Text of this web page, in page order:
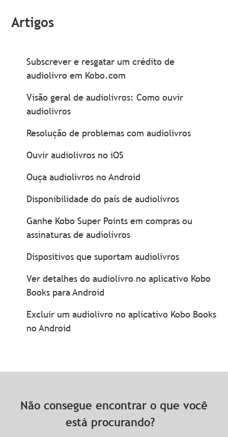
Artigos
Subscrever e resgatar um crédito de
audiolivro em Kobo.com
Visão geral de audiolivros: Como ouvir
audiolivros
Resolução de problemas com audiolivros
Ouvir audiolivros no iOS
Ouça audiolivros no Android
Disponibilidade do país de audiolivros
Ganhe Kobo Super Points em compras ou
assinaturas de audiolivros
Dispositivos que suportam audiolivros
Ver detalhes do audiolivro no aplicativo Kobo
Books para Android
Excluir um audiolivro no aplicativo Kobo Books
no Android
Não consegue encontrar o que você
está procurando?